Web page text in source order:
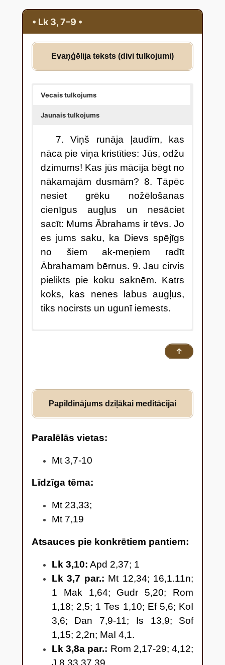
• Lk 3, 7–9 •
Evaņģēlija teksts (divi tulkojumi)
Vecais tulkojums
Jaunais tulkojums
7. Viņš runāja ļaudīm, kas
nāca pie viņa kristīties: Jūs, odžu
dzimums! Kas jūs mācīja bēgt no
nākamajām dusmām? 8. Tāpēc
nesiet grēku nožēlošanas
cienīgus augļus un nesāciet
sacīt: Mums Ābrahams ir tēvs. Jo
es jums saku, ka Dievs spējīgs
no šiem ak-meņiem radīt
Ābrahamam bērnus. 9. Jau cirvis
pielikts pie koku saknēm. Katrs
koks, kas nenes labus augļus,
tiks nocirsts un ugunī iemests.
pie viņa, lai viņš tos kristītu, Jānis
kas nāks? 8 Tad nu nesiet
cienīgus at-griešanās augļus un
nesāciet atkal viens otram teikt:
mums Ābrahāms ir tēvs. Es jums
akmeņiem radīt Ābrahāma
bērnus. 9 Cirvis jau pielikts
kokiem pie saknes – katrs koks,
kas nenes labus augļus, tiek
nocirsts un iemests ugunī.”
↑
Papildinājums dziļākai meditācijai
Paralēlās vietas:
Mt 3,7-10
Līdzīga tēma:
Mt 23,33;
Mt 7,19
Atsauces pie konkrētiem pantiem:
Lk 3,10: Apd 2,37; 1
Lk 3,7 par.: Mt 12,34; 16,1.11n;
1 Mak 1,64; Gudr 5,20; Rom
1,18; 2,5; 1 Tes 1,10; Ef 5,6; KoI
3,6; Dan 7,9-11; Is 13,9; Sof
1,15; 2,2n; MaI 4,1.
Lk 3,8a par.: Rom 2,17-29; 4,12;
J 8,33.37.39.